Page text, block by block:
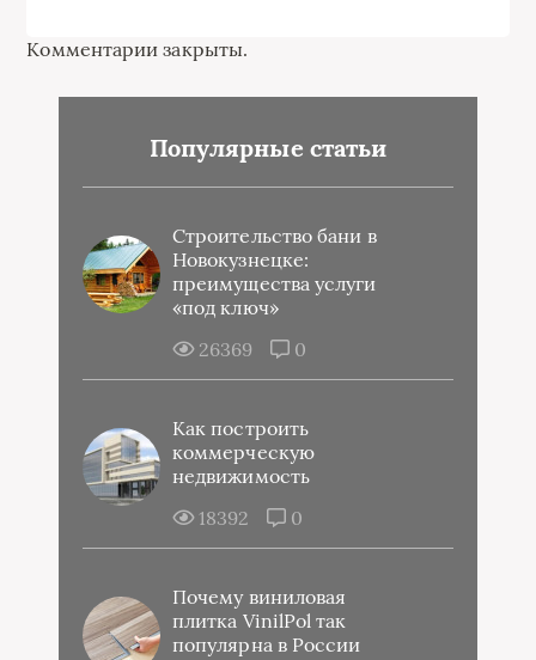
Комментарии закрыты.
Популярные статьи
Строительство бани в
Новокузнецке:
преимущества услуги
«под ключ»
26369
0
Как построить
коммерческую
недвижимость
18392
0
Почему виниловая
плитка VinilPol так
популярна в России